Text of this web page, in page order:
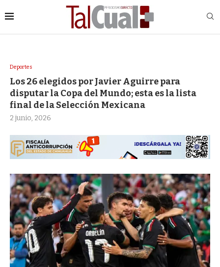
Deportes
Los 26 elegidos por Javier Aguirre para
disputar la Copa del Mundo; esta es la lista
final de la Selección Mexicana
2 junio, 2026